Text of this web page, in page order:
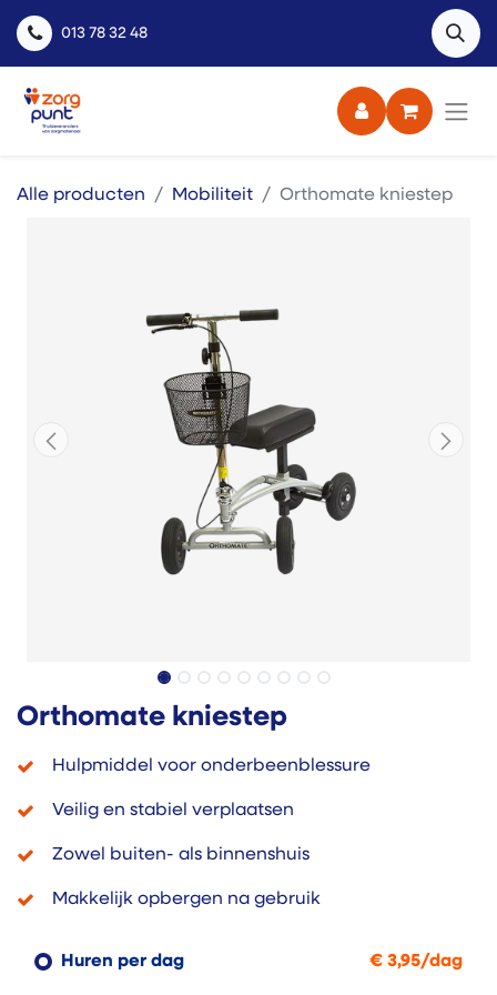
013 78 32 48
Alle producten Mobiliteit Orthomate kniestep
Orthomate kniestep
Hulpmiddel voor onderbeenblessure
Veilig en stabiel verplaatsen
Zowel buiten- als binnenshuis
Makkelijk opbergen na gebruik
Huren per dag € 3,95/dag